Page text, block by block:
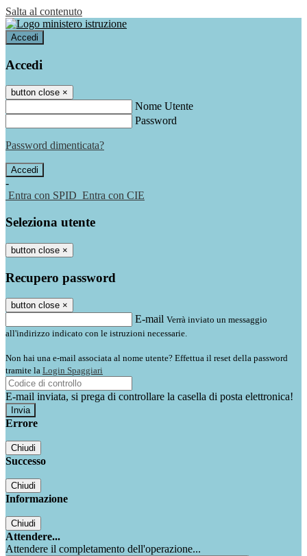
Salta al contenuto
Accedi
Accedi
button close ×
Nome Utente
Password
Password dimenticata?
-
Entra con SPID Entra con CIE
Seleziona utente
button close ×
Recupero password
button close ×
E-mail Verrà inviato un messaggio
all'indirizzo indicato con le istruzioni necessarie.
Non hai una e-mail associata al nome utente? Effettua il reset della password
tramite la Login Spaggiari
E-mail inviata, si prega di controllare la casella di posta elettronica!
Errore
Chiudi
Successo
Chiudi
Informazione
Chiudi
Attendere...
Attendere il completamento dell'operazione...